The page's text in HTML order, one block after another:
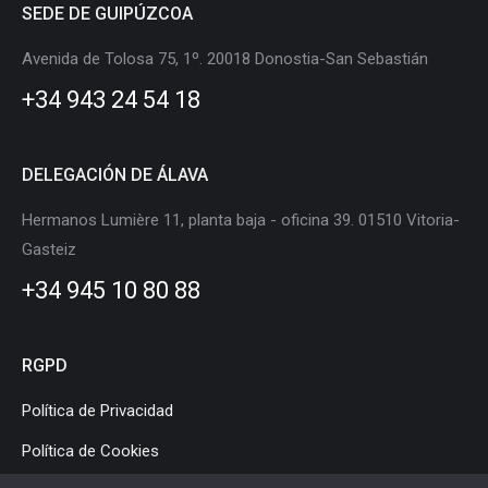
opens
window
opens
window
opens
in
window
opens
in
window
opens
in
window
in
SEDE DE GUIPÚZCOA
Avenida de Tolosa 75, 1º. 20018 Donostia-San Sebastián
+34 943 24 54 18
DELEGACIÓN DE ÁLAVA
Hermanos Lumière 11, planta baja - oficina 39. 01510 Vitoria-
Gasteiz
+34 945 10 80 88
RGPD
Política de Privacidad
Política de Cookies